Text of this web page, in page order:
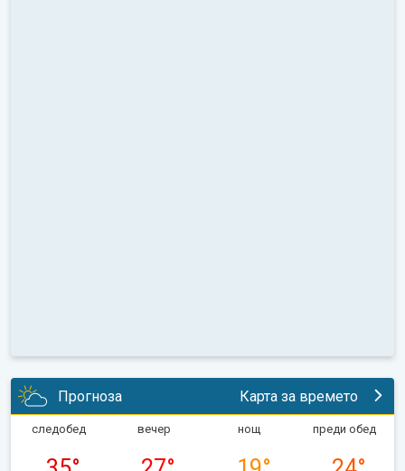
Прогноза Карта за времето
следобед вечер нощ преди обед